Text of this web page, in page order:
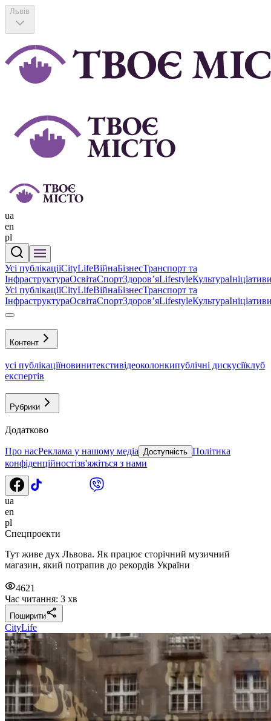
Львів
ua
en
pl
Усі публікаціїCityLifeВійнаБізнесТранспорт та
ІнфраструктураОсвітаСпортЗдоровʼяLifestyleКультура
Усі публікаціїCityLifeВійнаБізнесТранспорт та
ІнфраструктураОсвітаСпортЗдоровʼяLifestyleКультура
Контент
усі публікаціїновинитекстивідеоколонкипублічні дискусіїклуб
експертів
Рубрики
Додатково
Про насРеклама у нашому медіа Доступність Політика
конфіденційностізв'яжіться з нами
ua
en
pl
Спецпроекти
Тут живе дух Львова. Як працює сторічний музичний
магазин, який потрапив до рекордів України
4621
Час читання: 3 хв
Поширити
CityLife